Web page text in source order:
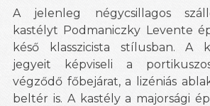
A jelenleg négycsillagos
kastélyt Podmaniczky Levente
késő klasszicista stílusban. A
jegyeit képviseli a
végződő főbejárat, a lizéniás
beltér is. A kastély a majorsági